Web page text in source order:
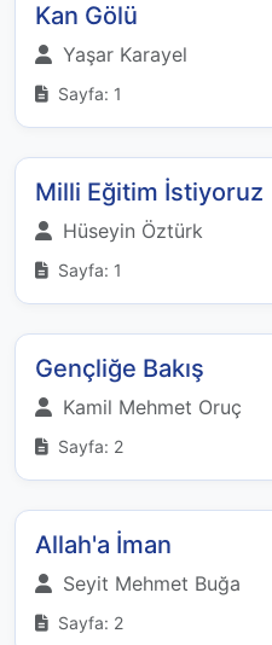
Kan Gölü
Yaşar Karayel
Sayfa: 1
Milli Eğitim İstiyoruz
Hüseyin Öztürk
Sayfa: 1
Gençliğe Bakış
Kamil Mehmet Oruç
Sayfa: 2
Allah'a İman
Seyit Mehmet Buğa
Sayfa: 2